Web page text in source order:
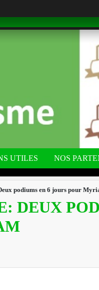
UTILES NOS
podiums en 6 jours pour
DEUX